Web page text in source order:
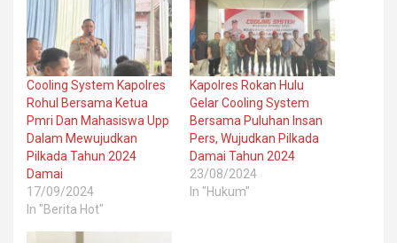
Cooling System Kapolres
Rohul Bersama Ketua
Pmri Dan Mahasiswa Upp
Dalam Mewujudkan
Pilkada Tahun 2024
Damai
17/09/2024
In "Berita Hot"
Kapolres Rokan Hulu
Gelar Cooling System
Bersama Puluhan Insan
Pers, Wujudkan Pilkada
Damai Tahun 2024
23/08/2024
In "Hukum"